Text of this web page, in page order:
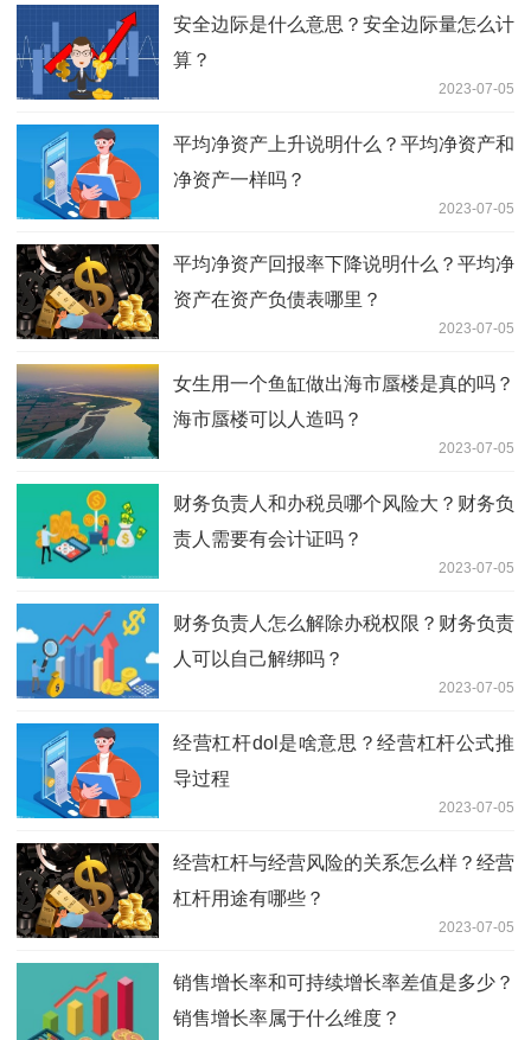
安全边际是什么意思？安全边际量怎么计
算？
2023-07-05
平均净资产上升说明什么？平均净资产和
净资产一样吗？
2023-07-05
平均净资产回报率下降说明什么？平均净
资产在资产负债表哪里？
2023-07-05
女生用一个鱼缸做出海市蜃楼是真的吗？
海市蜃楼可以人造吗？
2023-07-05
财务负责人和办税员哪个风险大？财务负
责人需要有会计证吗？
2023-07-05
财务负责人怎么解除办税权限？财务负责
人可以自己解绑吗？
2023-07-05
经营杠杆dol是啥意思？经营杠杆公式推
导过程
2023-07-05
经营杠杆与经营风险的关系怎么样？经营
杠杆用途有哪些？
2023-07-05
销售增长率和可持续增长率差值是多少？
销售增长率属于什么维度？